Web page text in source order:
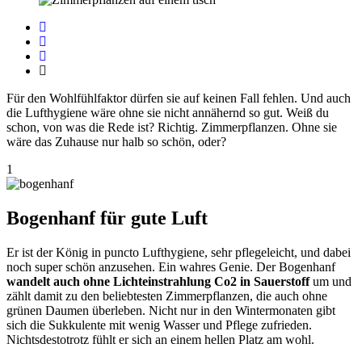
Für den Wohlfühlfaktor dürfen sie auf keinen Fall fehlen. Und auch
die Lufthygiene wäre ohne sie nicht annähernd so gut. Weiß du
schon, von was die Rede ist? Richtig. Zimmerpflanzen. Ohne sie
wäre das Zuhause nur halb so schön, oder?
1
Bogenhanf für gute Luft
Er ist der König in puncto Lufthygiene, sehr pflegeleicht, und dabei
noch super schön anzusehen. Ein wahres Genie. Der Bogenhanf
wandelt auch ohne Lichteinstrahlung Co2 in Sauerstoffum und
zählt damit zu den beliebtesten Zimmerpflanzen, die auch ohne
grünen Daumen überleben. Nicht nur in den Wintermonaten gibt
sich die Sukkulente mit wenig Wasser und Pflege zufrieden.
Nichtsdestotrotz fühlt er sich an einem hellen Platz am wohl.